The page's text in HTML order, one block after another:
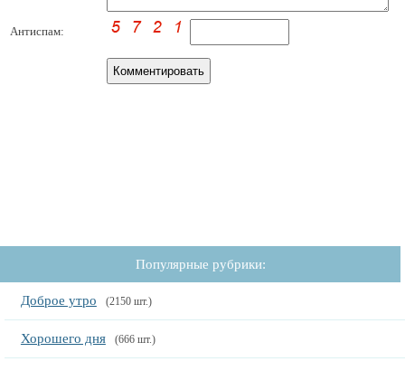
Антиспам:
Популярные рубрики:
Доброе утро (2150 шт.)
Хорошего дня (666 шт.)